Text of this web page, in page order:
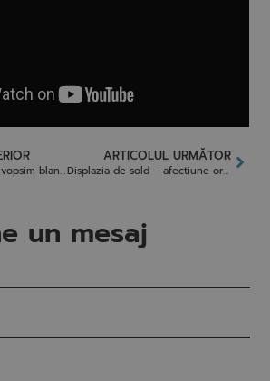
Este recomandat sa vopsim blana cainilor?
ARTICOLUL URMĂTOR
Displazia de sold – afectiune ortopedica intalnita la caine
un mesaj